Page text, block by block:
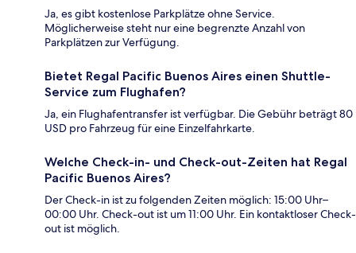
Ja, es gibt kostenlose Parkplätze ohne Service.
Möglicherweise steht nur eine begrenzte Anzahl von
Parkplätzen zur Verfügung.
Bietet Regal Pacific Buenos Aires einen Shuttle-
Service zum Flughafen?
Ja, ein Flughafentransfer ist verfügbar. Die Gebühr beträgt 80
USD pro Fahrzeug für eine Einzelfahrkarte.
Welche Check-in- und Check-out-Zeiten hat Regal
Pacific Buenos Aires?
Der Check-in ist zu folgenden Zeiten möglich: 15:00 Uhr–
00:00 Uhr. Check-out ist um 11:00 Uhr. Ein kontaktloser Check-
out ist möglich.